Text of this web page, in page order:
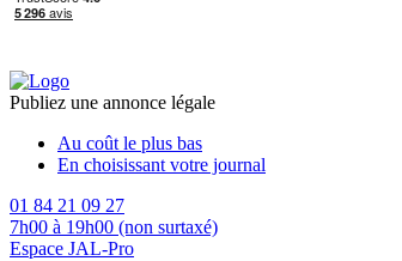
Publiez une annonce légale
Au coût le plus bas
En choisissant votre journal
01 84 21 09 27
7h00 à 19h00 (non surtaxé)
Espace JAL-Pro